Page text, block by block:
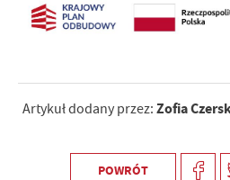
Artykuł dodany przez: Zofia
POWRÓT